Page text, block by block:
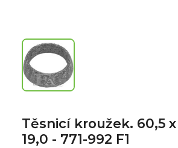
Těsnicí kroužek. 60,5
19,0 - 771-992 F1